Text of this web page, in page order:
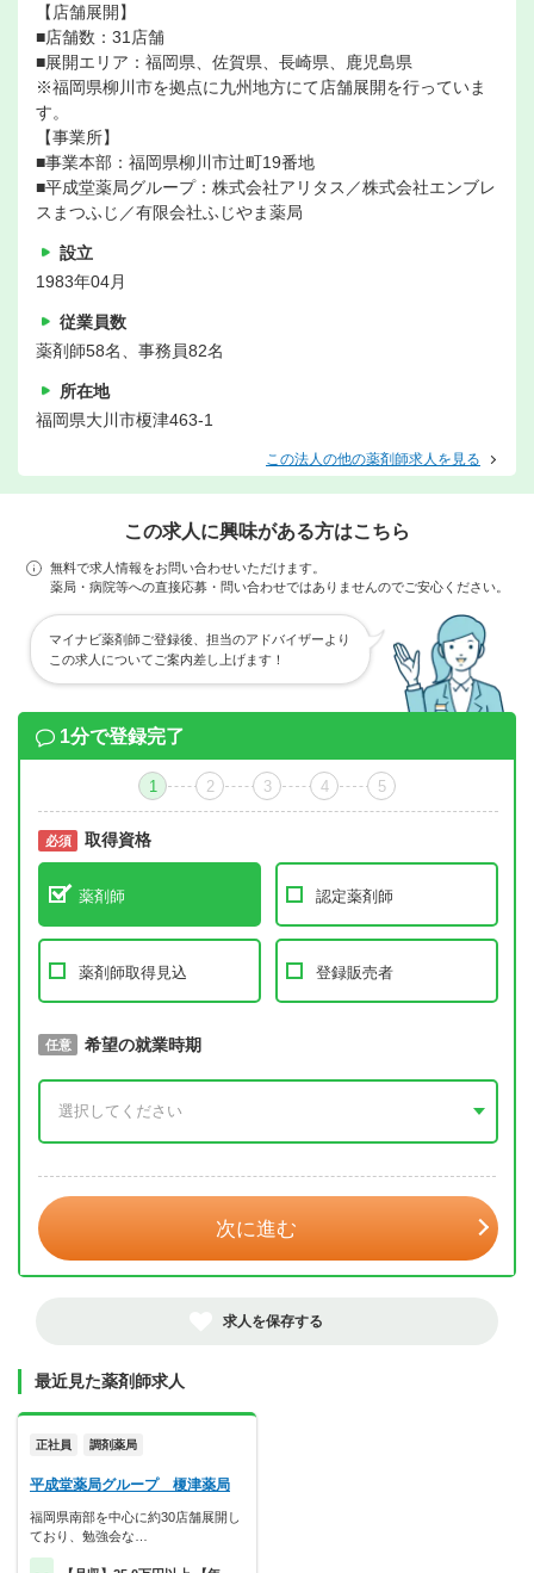
【店舗展開】
■店舗数：31店舗
■展開エリア：福岡県、佐賀県、長崎県、鹿児島県
※福岡県柳川市を拠点に九州地方にて店舗展開を行っていま
す。
【事業所】
■事業本部：福岡県柳川市辻町19番地
■平成堂薬局グループ：株式会社アリタス／株式会社エンブレ
スまつふじ／有限会社ふじやま薬局
設立
1983年04月
従業員数
薬剤師58名、事務員82名
所在地
福岡県大川市榎津463-1
この法人の他の薬剤師求人を見る
この求人に興味がある方はこちら
無料で求人情報をお問い合わせいただけます。
薬局・病院等への直接応募・問い合わせではありませんのでご安心ください。
マイナビ薬剤師ご登録後、担当のアドバイザーより
この求人についてご案内差し上げます！
1分で登録完了
1 2 3 4 5
必須 取得資格
薬剤師 認定薬剤師
薬剤師取得見込 登録販売者
必須 取得予定年
任意 希望の就業時期
次に進む
求人を保存する
最近見た薬剤師求人
正社員 調剤薬局
平成堂薬局グループ 榎津薬局
福岡県南部を中心に約30店舗展開し
ており、勉強会な…